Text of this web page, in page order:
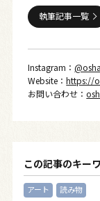
執筆記事一覧
Instagram：
Website：https://
お問い合わせ：
この記事のキー
アート 読み物